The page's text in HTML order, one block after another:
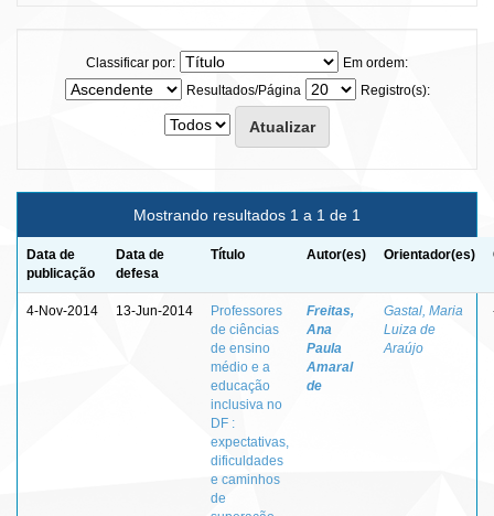
Classificar por:
Em ordem:
Resultados/Página
Registro(s):
Mostrando resultados 1 a 1 de 1
Data de
publicação
Data de
defesa
Título Autor(es) Orientador(es)
4-Nov-2014 13-Jun-2014
Professores
de ciências
de ensino
médio e a
educação
inclusiva no
DF :
expectativas,
dificuldades
e caminhos
de
Freitas,
Ana
Paula
Amaral
de
Gastal, Maria
Luiza de
Araújo